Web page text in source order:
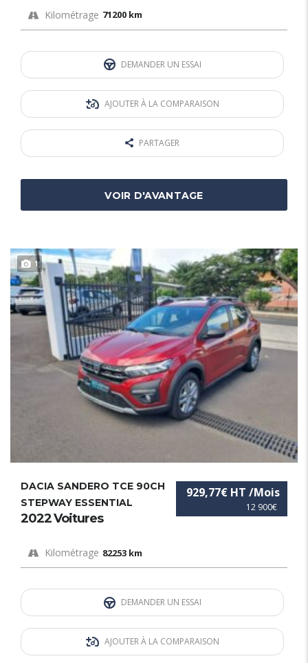
Kilométrage 71200 km
DEMANDER UN ESSAI
AJOUTER À LA COMPARAISON
PARTAGER
VOIR D'AVANTAGE
1
12 900€
929,77€ HT /Mois
DACIA SANDERO TCE 90CH
STEPWAY ESSENTIAL
2022 Voitures
Kilométrage 82253 km
DEMANDER UN ESSAI
AJOUTER À LA COMPARAISON